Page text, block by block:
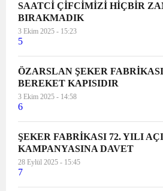
SAATCİ ÇİFCİMİZİ HİÇBİR
BIRAKMADIK
3 Ekim 2025 - 15:23
5
ÖZARSLAN ŞEKER
BEREKET KAPISIDIR
3 Ekim 2025 - 14:58
6
ŞEKER FABRİKASI 72. YILI
KAMPANYASINA DAVET
28 Eylül 2025 - 15:45
7